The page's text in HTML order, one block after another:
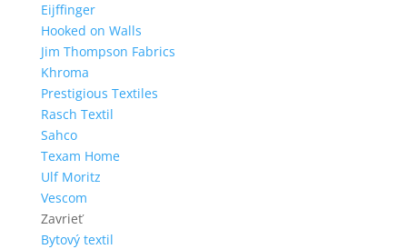
Eijffinger
Hooked on Walls
Jim Thompson Fabrics
Khroma
Prestigious Textiles
Rasch Textil
Sahco
Texam Home
Ulf Moritz
Vescom
Zavrieť
Bytový textil